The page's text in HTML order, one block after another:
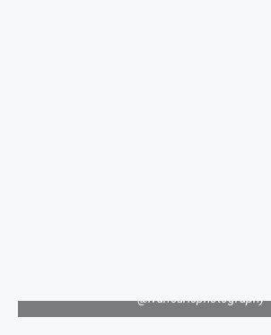
@ivancuricphotography